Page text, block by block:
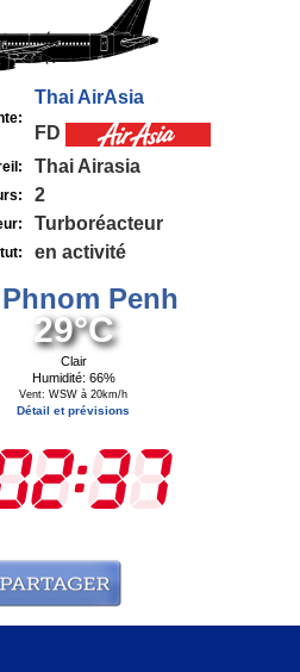
Thai AirAsia
FD
Thai Airasia
2
Turboréacteur
en activité
Penh
29°C
Clair
Humidité: 66%
Vent: WSW à 20km/h
Détail et prévisions